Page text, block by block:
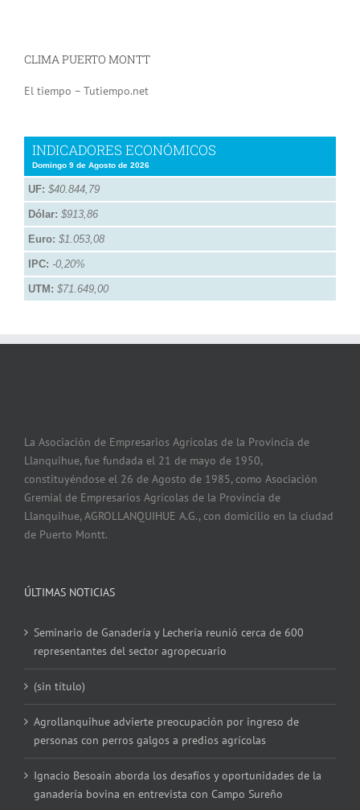
CLIMA PUERTO MONTT
El tiempo – Tutiempo.net
INDICADORES ECONÓMICOS
Domingo 9 de Agosto de 2026
UF: $40.844,79
Dólar: $913,86
Euro: $1.053,08
IPC: -0,20%
UTM: $71.649,00
La Asociación de Empresarios Agrícolas de la Provincia de
Llanquihue, fue fundada el 21 de mayo de 1950,
constituyéndose el 26 de Agosto de 1985, como Asociación
Gremial de Empresarios Agrícolas de la Provincia de
Llanquihue, AGROLLANQUIHUE A.G., con domicilio en la ciudad
de Puerto Montt.
ÚLTIMAS NOTICIAS
Seminario de Ganadería y Lechería reunió cerca de 600
representantes del sector agropecuario
(sin título)
Agrollanquihue advierte preocupación por ingreso de
personas con perros galgos a predios agrícolas
Ignacio Besoain aborda los desafíos y oportunidades de la
ganadería bovina en entrevista con Campo Sureño